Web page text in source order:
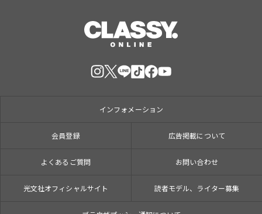
インフォメーション
会員登録 広告掲載について
よくあるご質問 お問い合わせ
光文社オフィシャルサイト 読者モデル、ライター募集